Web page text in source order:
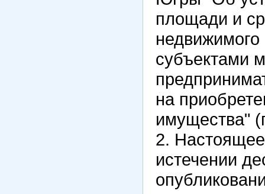
площади и
субъектами
на
имущества"
2.
истечении